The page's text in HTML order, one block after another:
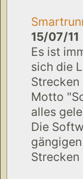
15/07/11
Es ist
sich die
Strecken
Motto
alles
Die